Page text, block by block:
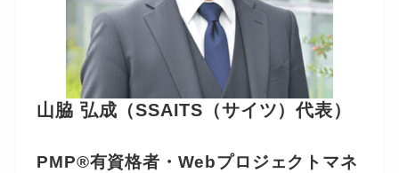
山脇 弘成（SSAITS（サイツ）代表）
PMP®有資格者・Webプロジェクトマネ